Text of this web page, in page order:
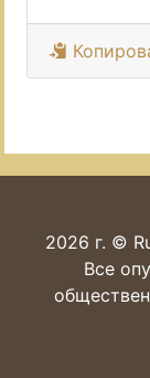
2026 г. ©
Все